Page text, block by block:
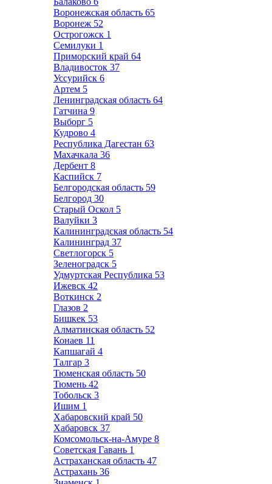
Воронежская область 65
Воронеж 52
Острогожск 1
Семилуки 1
Приморский край 64
Владивосток 37
Уссурийск 6
Артем 5
Ленинградская область 64
Гатчина 9
Выборг 5
Кудрово 4
Республика Дагестан 63
Махачкала 36
Дербент 8
Каспийск 7
Белгородская область 59
Белгород 30
Старый Оскол 5
Валуйки 3
Калининградская область 54
Калининград 37
Светлогорск 5
Зеленоградск 5
Удмуртская Республика 53
Ижевск 42
Воткинск 2
Глазов 2
Бишкек 53
Алматинская область 52
Конаев 11
Капшагай 4
Талгар 3
Тюменская область 50
Тюмень 42
Тобольск 3
Ишим 1
Хабаровский край 50
Хабаровск 37
Комсомольск-на-Амуре 8
Советская Гавань 1
Астраханская область 47
Астрахань 36